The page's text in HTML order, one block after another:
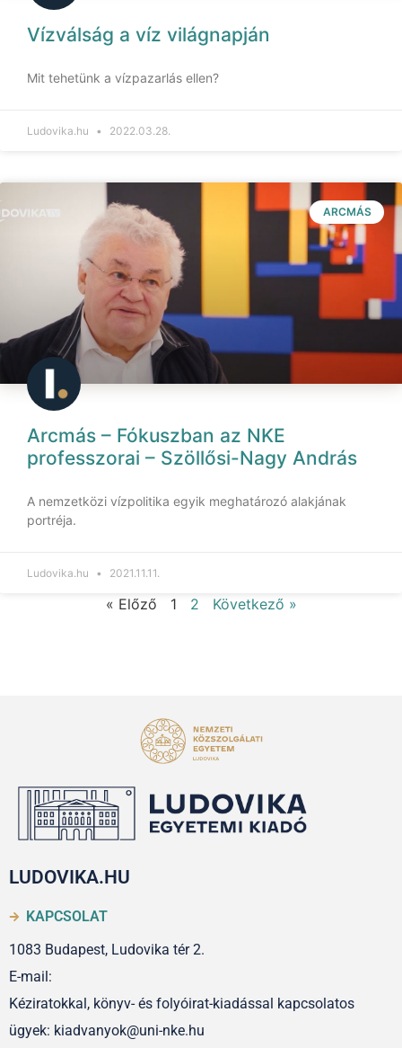
Vízválság a víz világnapján
Mit tehetünk a vízpazarlás ellen?
Ludovika.hu 2022.03.28.
ARCMÁS
Arcmás – Fókuszban az NKE
professzorai – Szöllősi-Nagy András
A nemzetközi vízpolitika egyik meghatározó alakjának
portréja.
Ludovika.hu 2021.11.11.
« Előző 1 2 Következő »
LUDOVIKA.HU
KAPCSOLAT
1083 Budapest, Ludovika tér 2.
E-mail:
Kéziratokkal, könyv- és folyóirat-kiadással kapcsolatos
ügyek: kiadvanyok@uni-nke.hu